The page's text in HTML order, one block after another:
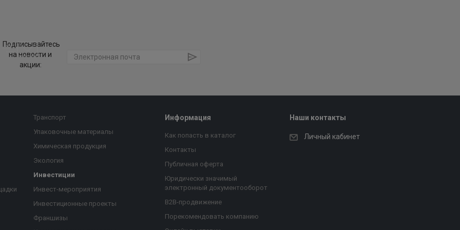
Подписывайтесь
на новости и
акции:
Транспорт
Упаковочные материалы
Химическая продукция
Экология
Инвестиции
Инвест-мероприятия
Инвестиционные проекты
Франшизы
Информация
Как попасть в каталог
Контакты
Публичная оферта
Юридически значимый
электронный документооборот
B2B-продвижение
Порекомендовать компанию
Наши контакты
Личный кабинет